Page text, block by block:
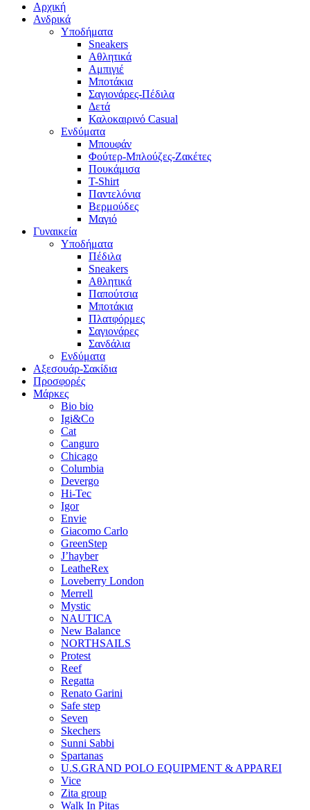
Αρχική
Ανδρικά
Υποδήματα
Sneakers
Αθλητικά
Αμπιγιέ
Μποτάκια
Σαγιονάρες-Πέδιλα
Δετά
Καλοκαιρινό Casual
Ενδύματα
Μπουφάν
Φούτερ-Μπλούζες-Ζακέτες
Πουκάμισα
T-Shirt
Παντελόνια
Βερμούδες
Μαγιό
Γυναικεία
Υποδήματα
Πέδιλα
Sneakers
Αθλητικά
Παπούτσια
Μποτάκια
Πλατφόρμες
Σαγιονάρες
Σανδάλια
Ενδύματα
Αξεσουάρ-Σακίδια
Προσφορές
Μάρκες
Bio bio
Igi&Co
Cat
Canguro
Chicago
Columbia
Devergo
Hi-Tec
Igor
Envie
Giacomo Carlo
GreenStep
J’hayber
LeatheRex
Loveberry London
Merrell
Mystic
NAUTICA
New Balance
NORTHSAILS
Protest
Reef
Regatta
Renato Garini
Safe step
Seven
Skechers
Sunni Sabbi
Spartanas
U.S.GRAND POLO EQUIPMENT & APPAREI
Vice
Zita group
Walk In Pitas